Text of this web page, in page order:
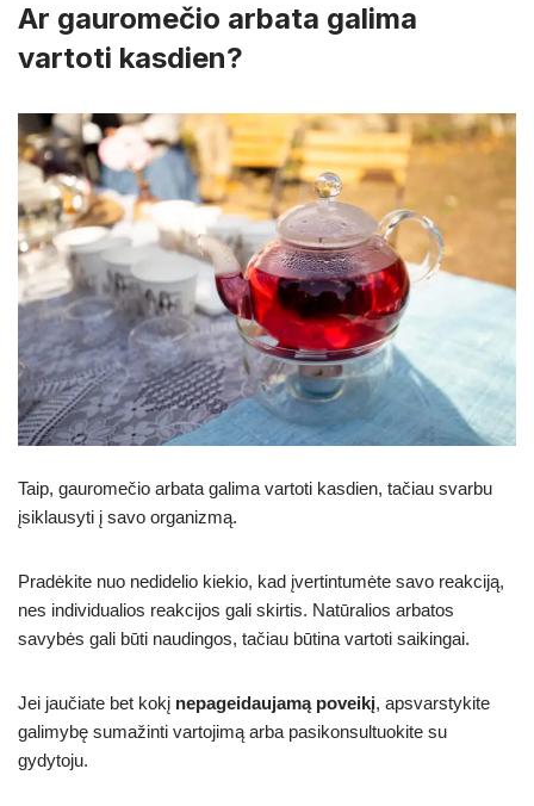
Ar gauromečio arbata galima
vartoti kasdien?
Taip, gauromečio arbata galima vartoti kasdien, tačiau svarbu
įsiklausyti į savo organizmą.
Pradėkite nuo nedidelio kiekio, kad įvertintumėte savo reakciją,
nes individualios reakcijos gali skirtis. Natūralios arbatos
savybės gali būti naudingos, tačiau būtina vartoti saikingai.
Jei jaučiate bet kokį nepageidaujamą poveikį, apsvarstykite
galimybę sumažinti vartojimą arba pasikonsultuokite su
gydytoju.